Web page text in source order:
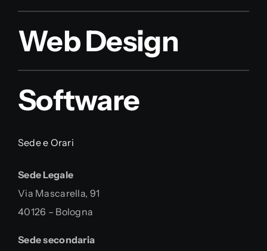
Web Design
Software
Sede e Orari
Sede Legale
Via Mascarella, 91
40126 – Bologna
Sede secondaria